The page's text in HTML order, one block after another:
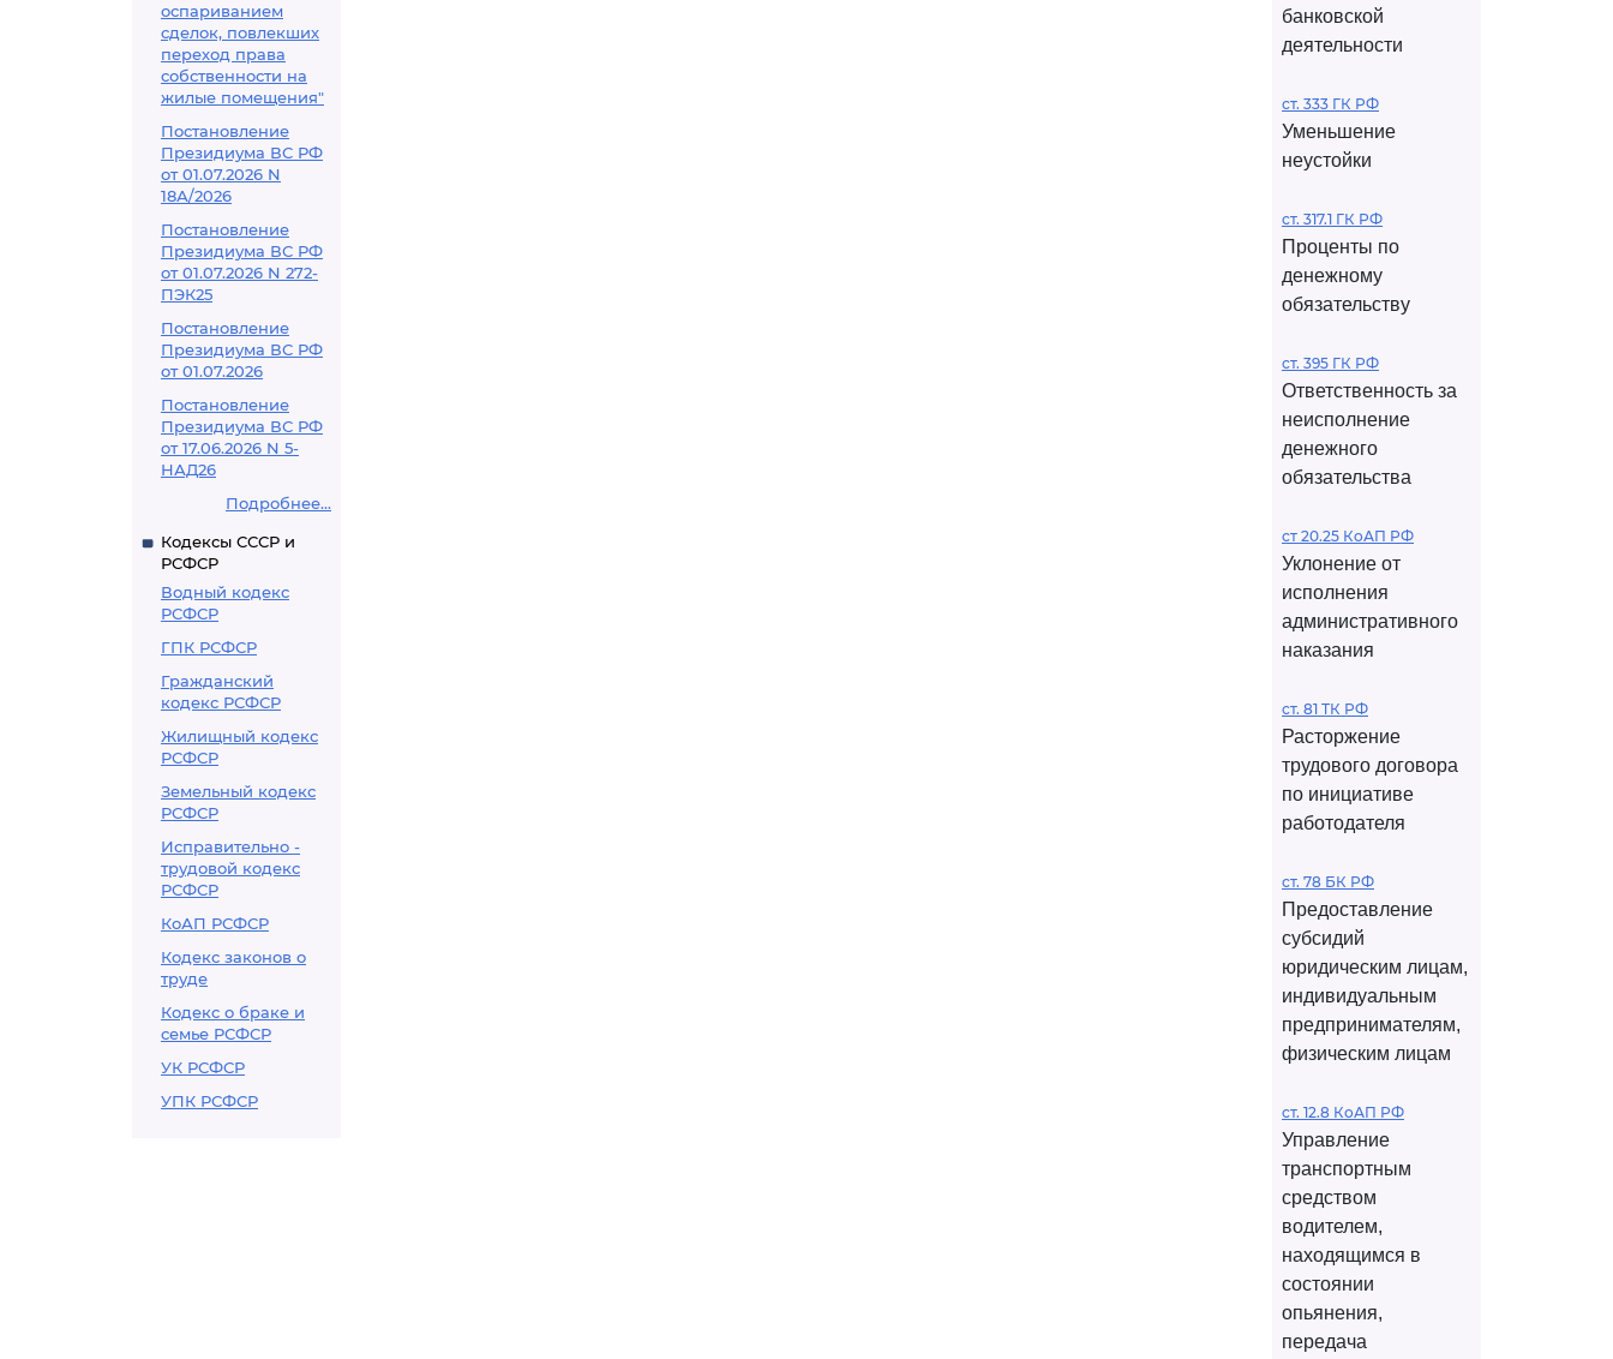
оспариванием
сделок, повлекших
переход права
собственности на
жилые помещения"
Постановление
Президиума ВС РФ
от 01.07.2026 N
18А/2026
Постановление
Президиума ВС РФ
от 01.07.2026 N 272-
ПЭК25
Постановление
Президиума ВС РФ
от 01.07.2026
Постановление
Президиума ВС РФ
от 17.06.2026 N 5-
НАД26
Подробнее...
Кодексы СССР и
РСФСР
Водный кодекс
РСФСР
ГПК РСФСР
Гражданский
кодекс РСФСР
Жилищный кодекс
РСФСР
Земельный кодекс
РСФСР
Исправительно -
трудовой кодекс
РСФСР
КоАП РСФСР
Кодекс законов о
труде
Кодекс о браке и
семье РСФСР
УК РСФСР
УПК РСФСР
банковской
деятельности
ст. 333 ГК РФ
Уменьшение
неустойки
ст. 317.1 ГК РФ
Проценты по
денежному
обязательству
ст. 395 ГК РФ
Ответственность за
неисполнение
денежного
обязательства
ст 20.25 КоАП РФ
Уклонение от
исполнения
административного
наказания
ст. 81 ТК РФ
Расторжение
трудового договора
по инициативе
работодателя
ст. 78 БК РФ
Предоставление
субсидий
юридическим лицам,
индивидуальным
предпринимателям,
физическим лицам
ст. 12.8 КоАП РФ
Управление
транспортным
средством
водителем,
находящимся в
состоянии
опьянения,
передача